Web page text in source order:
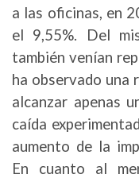
a las oficinas, en
el 9,55%. Del
también venían
ha observado una
alcanzar apenas
caída
aumento de la
En cuanto al